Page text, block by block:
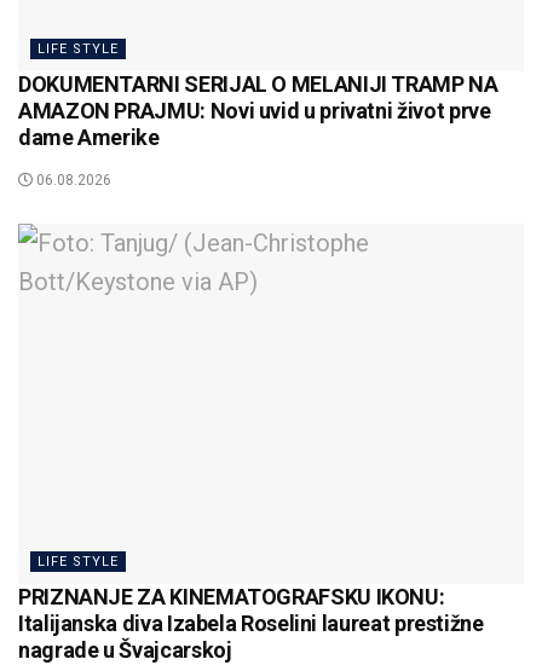
LIFE STYLE
DOKUMENTARNI SERIJAL O MELANIJI TRAMP NA
AMAZON PRAJMU: Novi uvid u privatni život prve
dame Amerike
06.08.2026
LIFE STYLE
PRIZNANJE ZA KINEMATOGRAFSKU IKONU:
Italijanska diva Izabela Roselini laureat prestižne
nagrade u Švajcarskoj